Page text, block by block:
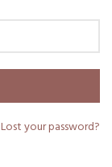
Lost your password?